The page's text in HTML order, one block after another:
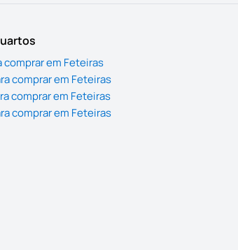
comprar em Feteiras
comprar em Feteiras
comprar em Feteiras
comprar em Feteiras